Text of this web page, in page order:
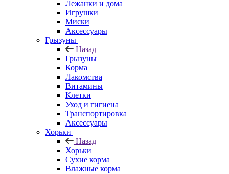
Лежанки и дома
Игрушки
Миски
Аксессуары
Грызуны
Назад
Грызуны
Корма
Лакомства
Витамины
Клетки
Уход и гигиена
Транспортировка
Аксессуары
Хорьки
Назад
Хорьки
Сухие корма
Влажные корма